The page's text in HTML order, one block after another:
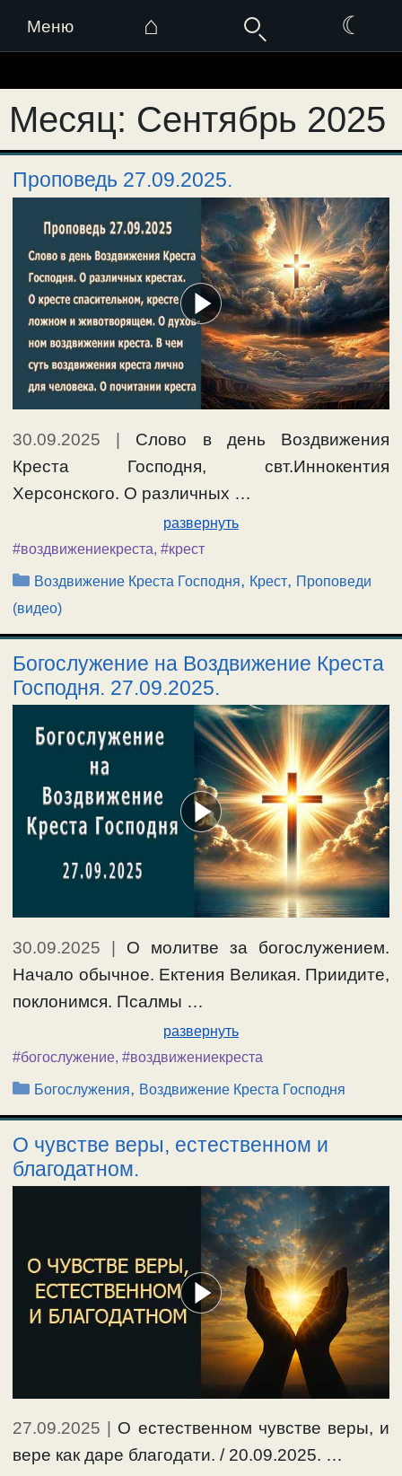
Меню ⌂ ☾
к
содержимому
Месяц: Сентябрь 2025
Проповедь 27.09.2025.
30.09.2025 | Слово в день Воздвижения
Креста Господня, свт.Иннокентия
Херсонского. О различных …
развернуть
#воздвижениекреста, #крест
Рубрики
Воздвижение Креста Господня, Крест, Проповеди
(видео)
Богослужение на Воздвижение Креста
Господня. 27.09.2025.
30.09.2025 | О молитве за богослужением.
Начало обычное. Ектения Великая. Приидите,
поклонимся. Псалмы …
развернуть
#богослужение, #воздвижениекреста
Рубрики
Богослужения, Воздвижение Креста Господня
О чувстве веры, естественном и
благодатном.
27.09.2025
О естественном чувстве веры, и
вере как даре благодати. / 20.09.2025. …